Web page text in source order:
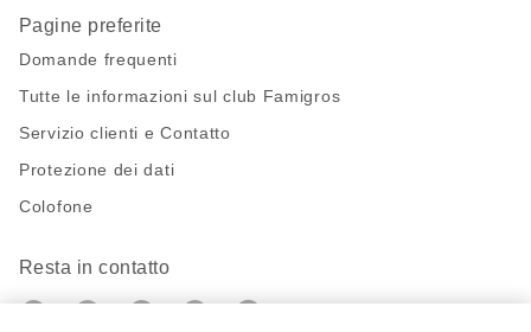
Pagine preferite
Domande frequenti
Tutte le informazioni sul club Famigros
Servizio clienti e Contatto
Protezione dei dati
Colofone
Resta in contatto
https://twitter.com/migros?
https://www.youtube.com/user/
PinterestInstagram